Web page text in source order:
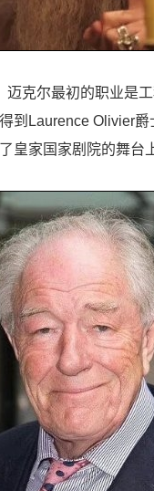
克尔最初的职业是
到Laurence Olivier
皇家国家剧院的舞台